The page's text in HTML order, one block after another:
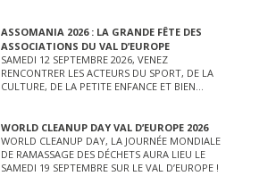
ASSOMANIA 2026 : LA GRANDE FÊTE DES
ASSOCIATIONS DU VAL D’EUROPE
SAMEDI 12 SEPTEMBRE 2026, VENEZ
RENCONTRER LES ACTEURS DU SPORT, DE LA
CULTURE, DE LA PETITE ENFANCE ET BIEN
WORLD CLEANUP DAY VAL D’EUROPE 2026
WORLD CLEANUP DAY, LA JOURNÉE MONDIALE
DE RAMASSAGE DES DÉCHETS AURA LIEU LE
SAMEDI 19 SEPTEMBRE SUR LE VAL D’EUROPE !